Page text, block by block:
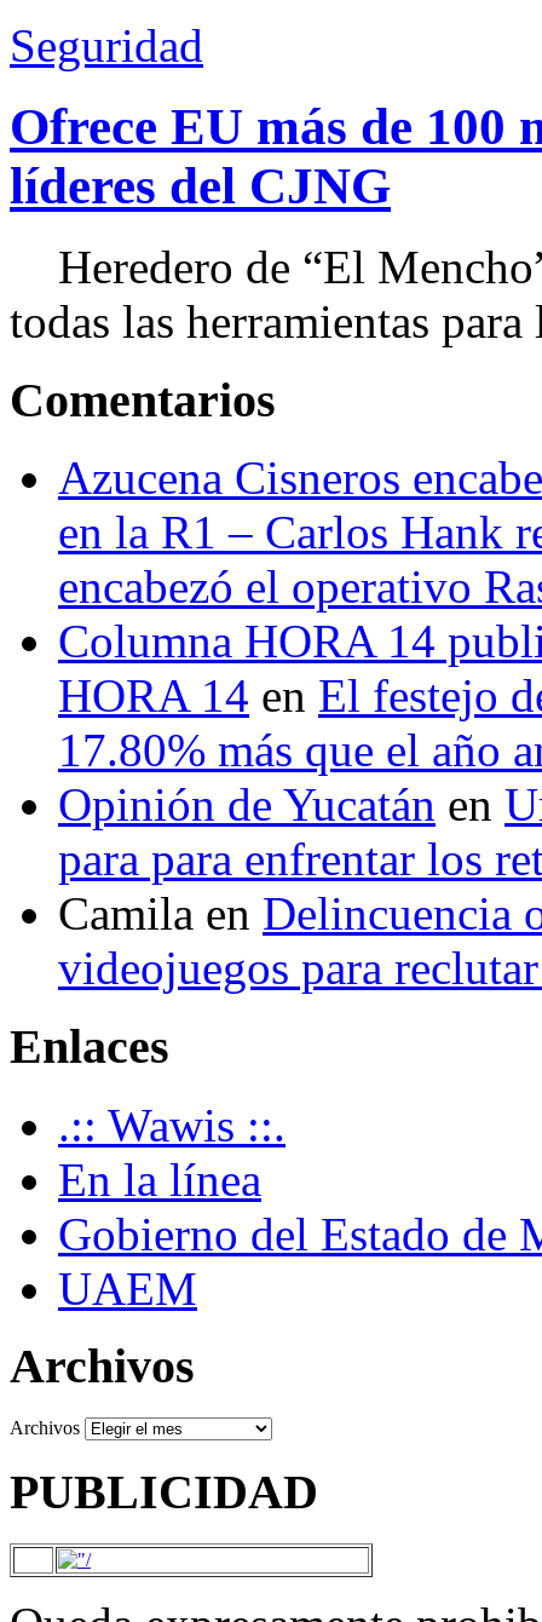
Seguridad
Ofrece EU más de 100
líderes del CJNG
Heredero de “El
todas las herramientas
Comentarios
Azucena Cisneros
en la R1 – Carlos Hank
encabezó el operativo
Columna HORA 14
HORA 14 en El festejo
17.80% más que el año
Opinión de Yucatán en
para para enfrentar los
Camila en Delincuencia
videojuegos para
Enlaces
.:: Wawis ::.
En la línea
Gobierno del Estado de
UAEM
Archivos
Archivos
PUBLICIDAD